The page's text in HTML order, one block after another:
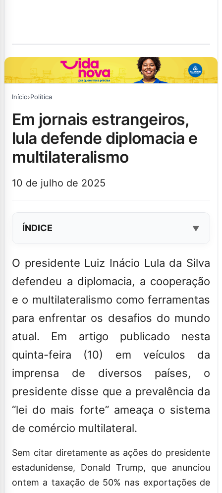
Início›Política
em jornais estrangeiros,
lula defende diplomacia e
multilateralismo
10 de julho de 2025
ÍNDICE
O presidente Luiz Inácio Lula da Silva
defendeu a diplomacia, a cooperação
e o multilateralismo como ferramentas
para enfrentar os desafios do mundo
atual. Em artigo publicado nesta
quinta-feira (10) em veículos da
imprensa de diversos países, o
presidente disse que a prevalência da
“lei do mais forte” ameaça o sistema
de comércio multilateral.
Sem citar diretamente as ações do presidente
estadunidense, Donald Trump, que anunciou
ontem a taxação de 50% nas exportações de